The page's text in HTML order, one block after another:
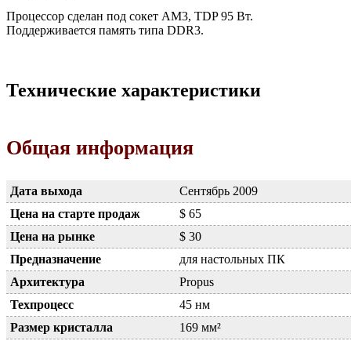
Процессор сделан под сокет AM3, TDP 95 Вт.
Поддерживается память типа DDR3.
Технические характеристики
Общая информация
Дата выхода
Сентябрь 2009
Цена на старте продаж
$ 65
Цена на рынке
$ 30
Предназначение
для настольных ПК
Архитектура
Propus
Техпроцесс
45 нм
Размер кристалла
169 мм²